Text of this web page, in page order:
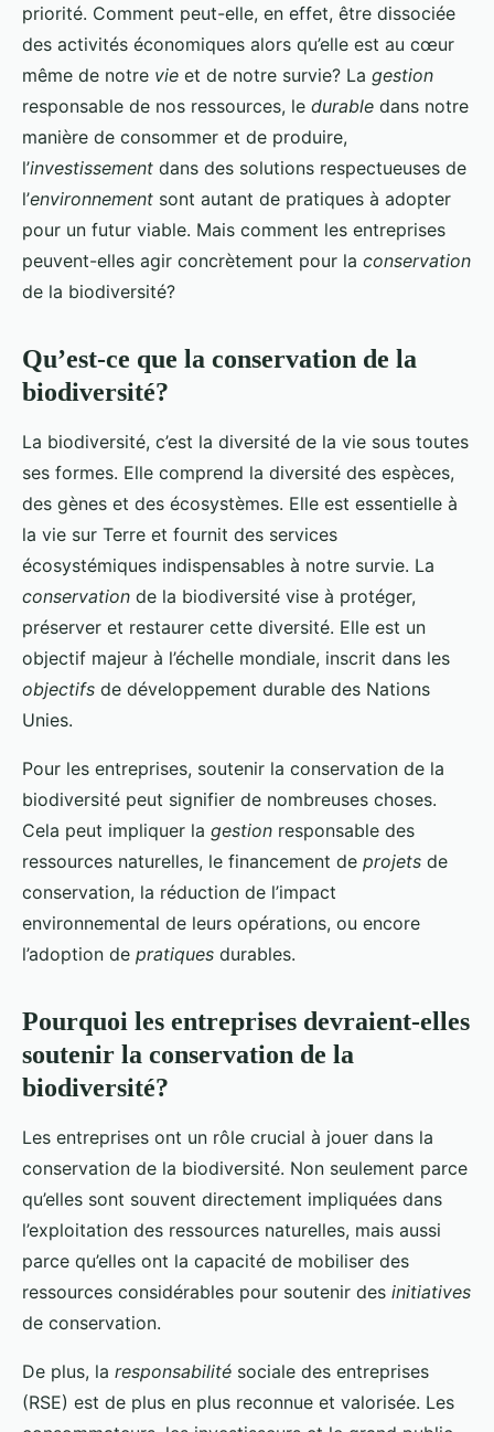
priorité. Comment peut-elle, en effet, être dissociée
des activités économiques alors qu’elle est au cœur
même de notre vie et de notre survie? La gestion
responsable de nos ressources, le durable dans notre
manière de consommer et de produire,
l’investissement dans des solutions respectueuses de
l’environnement sont autant de pratiques à adopter
pour un futur viable. Mais comment les entreprises
peuvent-elles agir concrètement pour la conservation
de la biodiversité?
Qu’est-ce que la conservation de la
biodiversité?
La biodiversité, c’est la diversité de la vie sous toutes
ses formes. Elle comprend la diversité des espèces,
des gènes et des écosystèmes. Elle est essentielle à
la vie sur Terre et fournit des services
écosystémiques indispensables à notre survie. La
conservation de la biodiversité vise à protéger,
préserver et restaurer cette diversité. Elle est un
objectif majeur à l’échelle mondiale, inscrit dans les
objectifs de développement durable des Nations
Unies.
Pour les entreprises, soutenir la conservation de la
biodiversité peut signifier de nombreuses choses.
Cela peut impliquer la gestion responsable des
ressources naturelles, le financement de projets de
conservation, la réduction de l’impact
environnemental de leurs opérations, ou encore
l’adoption de pratiques durables.
Pourquoi les entreprises devraient-elles
soutenir la conservation de la
biodiversité?
Les entreprises ont un rôle crucial à jouer dans la
conservation de la biodiversité. Non seulement parce
qu’elles sont souvent directement impliquées dans
l’exploitation des ressources naturelles, mais aussi
parce qu’elles ont la capacité de mobiliser des
ressources considérables pour soutenir des initiatives
de conservation.
De plus, la responsabilité sociale des entreprises
(RSE) est de plus en plus reconnue et valorisée. Les